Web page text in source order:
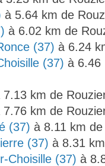
à 5.64 km de
à 6.02 km de
(37) à 6.24
(37) à 6.46
7.13 km de
7.76 km de
(37) à 8.11 km
(37) à 8.31
Choisille (37) à